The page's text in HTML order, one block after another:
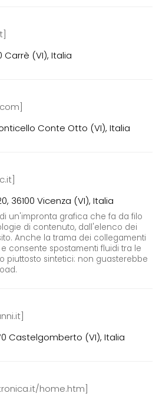
Carrè (VI), Italia
Conte Otto (VI), Italia
36100 Vicenza (VI), Italia
un'impronta grafica che fa da filo
di contenuto, dall'elenco dei
Anche la trama dei collegamenti
consente spostamenti fluidi tra le
piuttosto sintetici: non guasterebbe
Castelgomberto (VI), Italia
home.htm]